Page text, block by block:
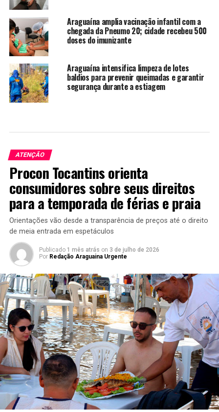
Araguaína amplia vacinação infantil com a
chegada da Pneumo 20; cidade recebeu 500
doses do imunizante
Araguaína intensifica limpeza de lotes
baldios para prevenir queimadas e garantir
segurança durante a estiagem
ATENÇÃO
Procon Tocantins orienta
consumidores sobre seus direitos
para a temporada de férias e praia
Orientações vão desde a transparência de preços até o direito
de meia entrada em espetáculos
Publicado 1 mês atrás on 3 de julho de 2026
Por Redação Araguaina Urgente